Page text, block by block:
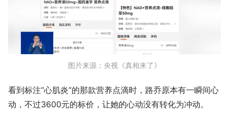
图片来源：央视《真相来了》
看到标注“心肌炎”的那款营养点滴时，路乔原本有一瞬间心
动，不过3600元的标价，让她的心动没有转化为冲动。